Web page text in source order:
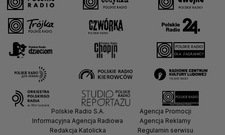
Polskie Radio S.A.
Informacyjna Agencja Radiowa
Redakcja Katolicka
Agencja Promocji
Agencja Reklamy
Regulamin serwisu